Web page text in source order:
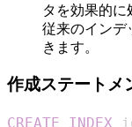
タを効果的
従来のインデ
きます。
作成ステートメ
CREATE INDEX